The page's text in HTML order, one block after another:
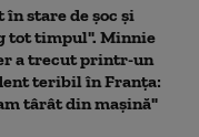
în stare de șoc și
tot timpul". Minnie
a trecut printr-un
teribil în Franța:
târât din mașină"